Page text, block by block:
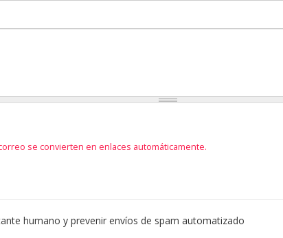
se convierten en enlaces automáticamente.
humano y prevenir envíos de spam automatizado